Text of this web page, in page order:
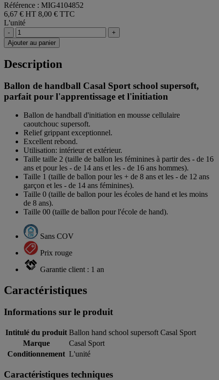
Référence : MIG4104852
6,67 € HT 8,00 € TTC
L'unité
-
+
Ajouter au panier
Description
Ballon de handball Casal Sport school supersoft,
parfait pour l'apprentissage et l'initiation
Ballon de handball d'initiation en mousse cellulaire
caoutchouc supersoft.
Relief grippant exceptionnel.
Excellent rebond.
Utilisation: intérieur et extérieur.
Taille taille 2 (taille de ballon les féminines à partir des - de 16
ans et pour les - de 14 ans et les - de 16 ans hommes).
Taille 1 (taille de ballon pour les + de 8 ans et les - de 12 ans
garçon et les - de 14 ans féminines).
Taille 0 (taille de ballon pour les écoles de hand et les moins
de 8 ans).
Taille 00 (taille de ballon pour l'école de hand).
Sans COV
Prix rouge
Garantie client : 1 an
Caractéristiques
Informations sur le produit
Intitulé du produit Ballon hand school supersoft Casal Sport
Marque
Casal Sport
Conditionnement L'unité
Caractéristiques techniques